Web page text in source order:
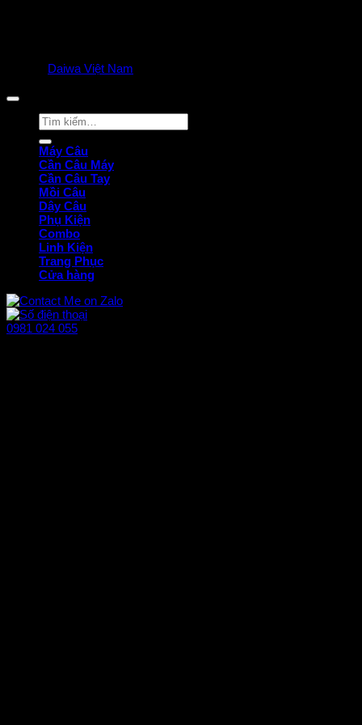
Daiwa Việt Nam
Tìm
kiếm:
Máy Câu
Cần Câu Máy
Cần Câu Tay
Mồi Câu
Dây Câu
Phụ Kiện
Combo
Linh Kiện
Trang Phục
Cửa hàng
0981 024 055